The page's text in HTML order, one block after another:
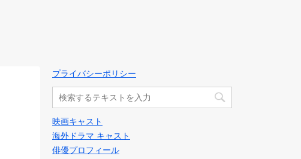
プライバシーポリシー
映画キャスト
海外ドラマ キャスト
俳優プロフィール